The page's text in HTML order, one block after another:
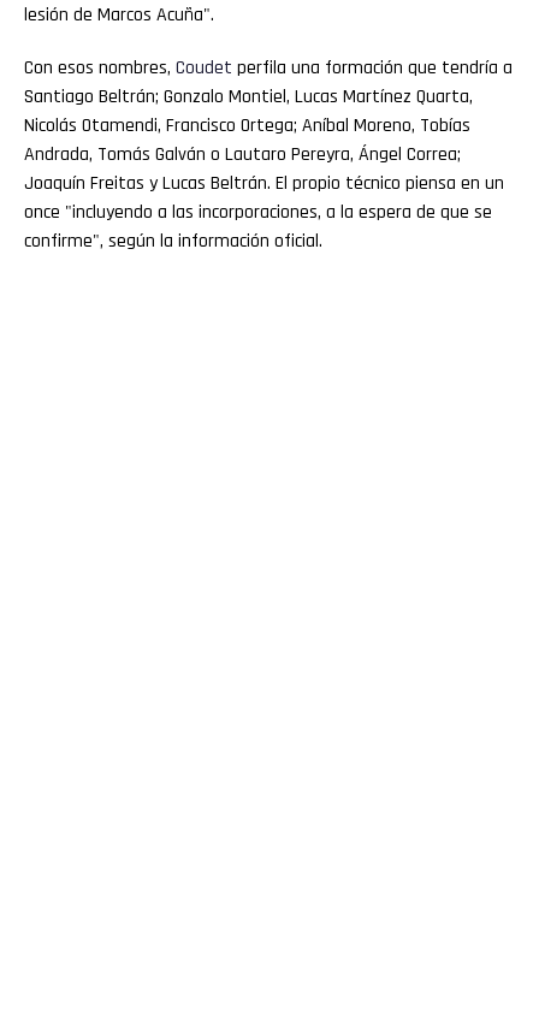
lesión de Marcos Acuña".
Con esos nombres, Coudet perfila una formación que tendría a
Santiago Beltrán; Gonzalo Montiel, Lucas Martínez Quarta,
Nicolás Otamendi, Francisco Ortega; Aníbal Moreno, Tobías
Andrada, Tomás Galván o Lautaro Pereyra, Ángel Correa;
Joaquín Freitas y Lucas Beltrán. El propio técnico piensa en un
once "incluyendo a las incorporaciones, a la espera de que se
confirme", según la información oficial.